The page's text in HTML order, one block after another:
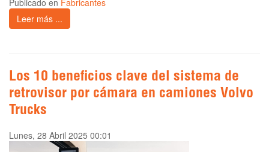
Publicado en Fabricantes
Leer más ...
Los 10 beneficios clave del sistema de
retrovisor por cámara en camiones Volvo
Trucks
Lunes, 28 Abril 2025 00:01